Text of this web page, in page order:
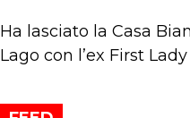
Ha lasciato la Casa
Lago con l’ex First Lady